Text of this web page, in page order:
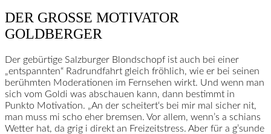
DER GROSSE MOTIVATOR G
OLDBERGER
Der gebürtige Salzburger Blondschopf ist auch bei einer
„entspannten“ Radrundfahrt gleich fröhlich, wie er bei seinen
berühmten Moderationen im Fernsehen wirkt. Und wenn man
sich vom Goldi was abschauen kann, dann bestimmt in
Punkto Motivation. „An der scheitert‘s bei mir mal sicher nit,
man muss mi scho eher bremsen. Vor allem, wenn’s a schians
Wetter hat, da grig i direkt an Freizeitstress. Aber für a g’sunde